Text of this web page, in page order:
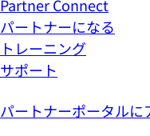
Partner Connect
パートナーになる
トレーニング
サポート
パートナーポータルに